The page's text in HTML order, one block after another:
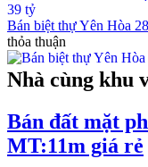
Bán biệt thự Yên Hòa
thỏa thuận
Nhà cùng khu
Bán đất mặt
MT:11m giá rẻ